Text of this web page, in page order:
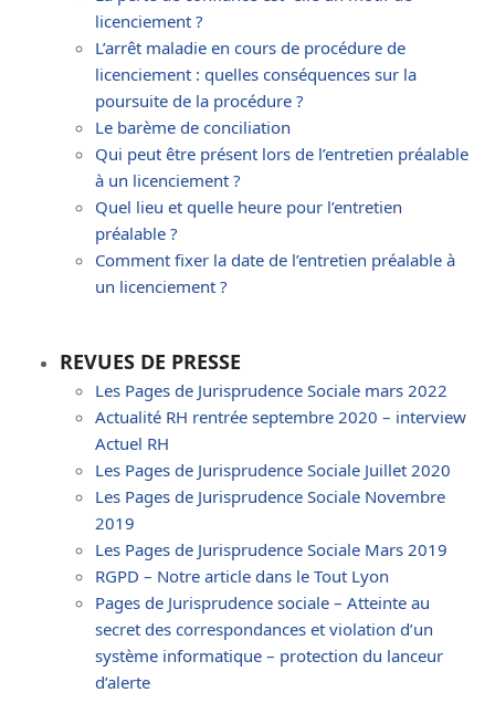
licenciement ?
L’arrêt maladie en cours de procédure de
licenciement : quelles conséquences sur la
poursuite de la procédure ?
Le barème de conciliation
Qui peut être présent lors de l’entretien préalable
à un licenciement ?
Quel lieu et quelle heure pour l’entretien
préalable ?
Comment fixer la date de l’entretien préalable à
un licenciement ?
REVUES DE PRESSE
Les Pages de Jurisprudence Sociale mars 2022
Actualité RH rentrée septembre 2020 – interview
Actuel RH
Les Pages de Jurisprudence Sociale Juillet 2020
Les Pages de Jurisprudence Sociale Novembre
2019
Les Pages de Jurisprudence Sociale Mars 2019
RGPD – Notre article dans le Tout Lyon
Pages de Jurisprudence sociale – Atteinte au
secret des correspondances et violation d’un
système informatique – protection du lanceur
d’alerte